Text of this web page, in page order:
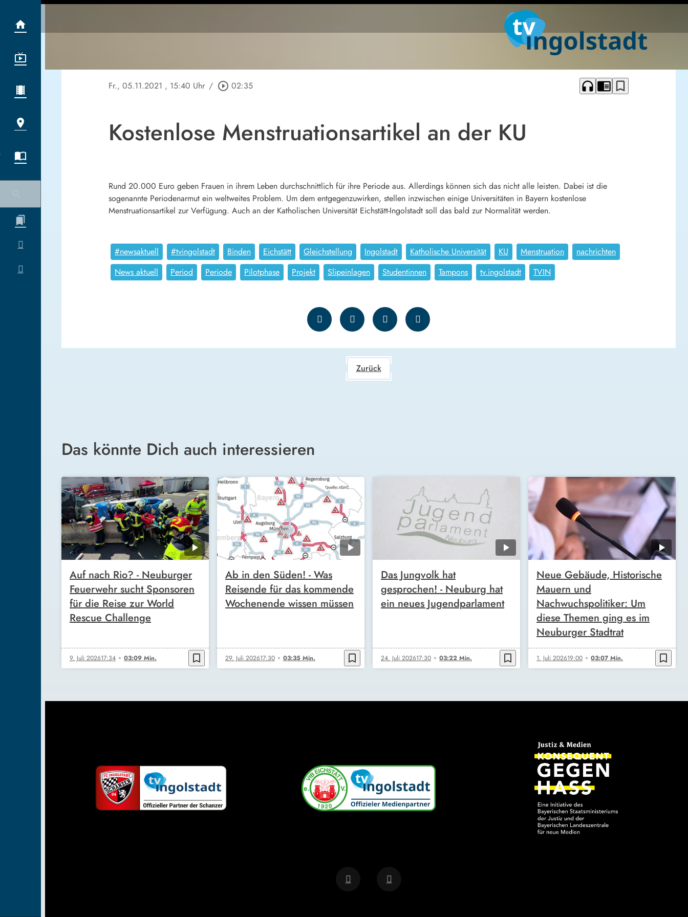
Fr., 05.11.2021 , 15:40 Uhr / play_circle_outline 02:35 headphones chrome_reader_mode bookmark_border
Kostenlose Menstruationsartikel an der KU
Rund 20.000 Euro geben Frauen in ihrem Leben durchschnittlich für ihre Periode aus. Allerdings können sich das nicht alle leisten. Dabei ist die
sogenannte Periodenarmut ein weltweites Problem. Um dem entgegenzuwirken, stellen inzwischen einige Universitäten in Bayern kostenlose
Menstruationsartikel zur Verfügung. Auch an der Katholischen Universität Eichstätt-Ingolstadt soll das bald zur Normalität werden.
#newsaktuell #tvingolstadt Binden Eichstätt Gleichstellung Ingolstadt Katholische Universität KU Menstruation
nachrichten
News aktuell
Period Periode Pilotphase Projekt Slipeinlagen Studentinnen Tampons tv.ingolstadt TVIN
Zurück
Das könnte Dich auch interessieren
Auf nach Rio? - Neuburger
Feuerwehr sucht Sponsoren
für die Reise zur World
Rescue Challenge
9. Juli 202617:34 03:09 Min. bookmark_border
Ab in den Süden! - Was
Reisende für das kommende
Wochenende wissen müssen
29. Juli 202617:30 03:35 Min. bookmark_border
Das Jungvolk hat
gesprochen! - Neuburg hat
ein neues Jugendparlament
24. Juli 202617:30 03:22 Min. bookmark_border
Neue Gebäude, Historische
Mauern und
Nachwuchspolitiker: Um
diese Themen ging es im
Neuburger Stadtrat
1. Juli 202619:00 03:07 Min. bookmark_border